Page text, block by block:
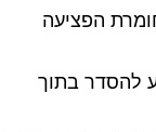
הפציעה
להסדר בתוך